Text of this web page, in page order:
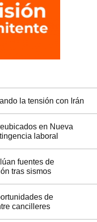
la tensión con Irán
en Nueva
laboral
fuentes de
tras sismos
de
cancilleres